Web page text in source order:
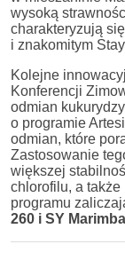
wysoką
charakteryzują
i znakomitym
Kolejne
Konferencji
odmian
o programie
odmian, które
Zastosowanie
większej
chlorofilu, a
programu
260 i SY